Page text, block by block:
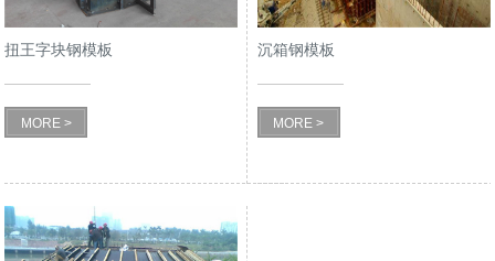
扭王字块钢模板
MORE >
沉箱钢模板
MORE >